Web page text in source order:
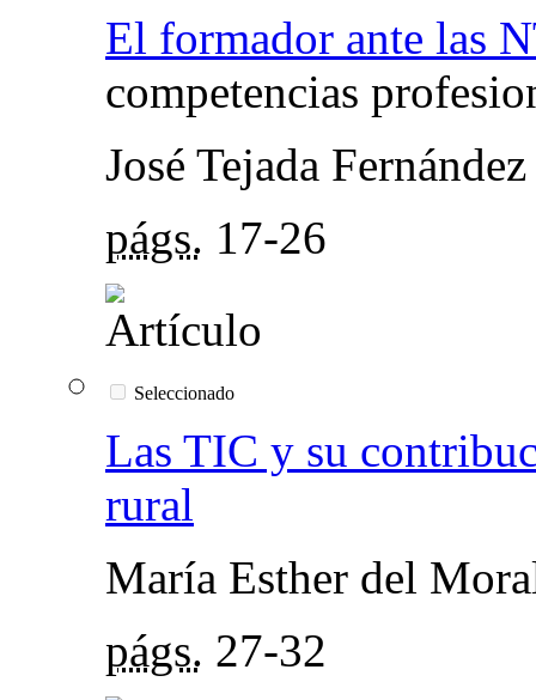
El formador ante las
competencias
José Tejada Fernández
págs. 17-26
Seleccionado
Las TIC y su
rural
María Esther del
págs. 27-32